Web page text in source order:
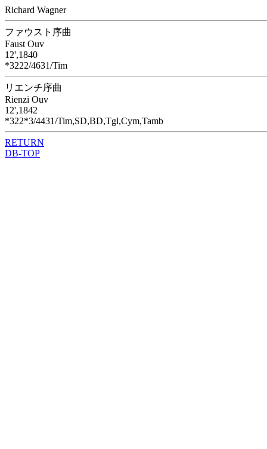
Richard Wagner
ファウスト序曲
Faust Ouv
12',1840
*3222/4631/Tim
リエンチ序曲
Rienzi Ouv
12',1842
*322*3/4431/Tim,SD,BD,Tgl,Cym,Tamb
RETURN
DB-TOP